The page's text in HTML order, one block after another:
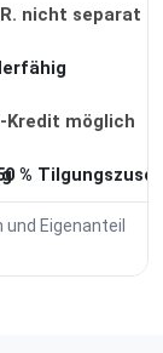
nicht separat
Kredit möglich
%
Eigenanteil